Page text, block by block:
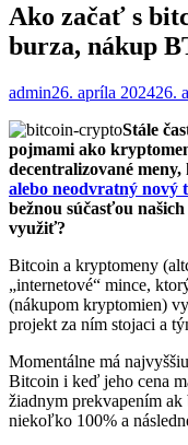
Ako začať s
burza, nákup
admin26. apríla 202426.
Stále
pojmami ako
decentralizované
alebo neodvratný nový
bežnou súčasťou
využiť?
Bitcoin a kryptomeny
„internetové“ mince,
(nákupom kryptomien)
projekt za ním stojaci a
Momentálne má
Bitcoin i keď jeho cena
žiadnym prekvapením
niekoľko 100% a